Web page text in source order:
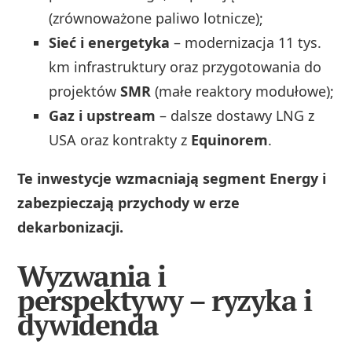
(zrównoważone paliwo lotnicze);
Sieć i energetyka – modernizacja 11 tys.
km infrastruktury oraz przygotowania do
projektówSMR (małe reaktory modułowe);
Gaz i upstream – dalsze dostawy LNG z
USA oraz kontrakty z Equinorem.
Te inwestycje wzmacniają segment Energy i
zabezpieczają przychody w erze
dekarbonizacji.
Wyzwania i
perspektywy – ryzyka i
dywidenda